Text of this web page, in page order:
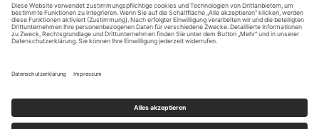
Disclaimer
Der Gay in May e.V. bietet unterschiedlichen Gruppen und
für ihre Inhalte tragen die Veranstalter*innen.